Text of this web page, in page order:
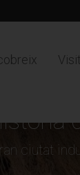
online
TimelineMapa
ciutat